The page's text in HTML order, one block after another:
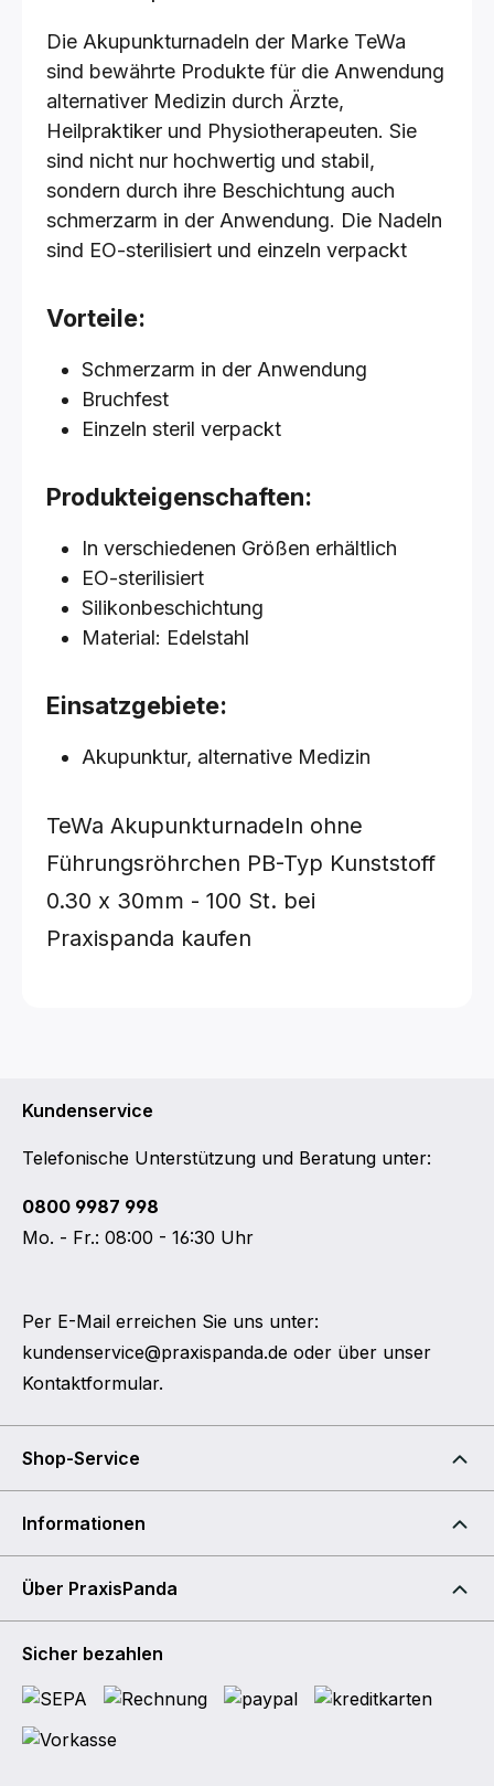
Die Akupunkturnadeln der Marke TeWa
sind bewährte Produkte für die Anwendung
alternativer Medizin durch Ärzte,
Heilpraktiker und Physiotherapeuten. Sie
sind nicht nur hochwertig und stabil,
sondern durch ihre Beschichtung auch
schmerzarm in der Anwendung. Die Nadeln
sind EO-sterilisiert und einzeln verpackt
Vorteile:
Schmerzarm in der Anwendung
Bruchfest
Einzeln steril verpackt
Produkteigenschaften:
In verschiedenen Größen erhältlich
EO-sterilisiert
Silikonbeschichtung
Material: Edelstahl
Einsatzgebiete:
Akupunktur, alternative Medizin
TeWa Akupunkturnadeln ohne
Führungsröhrchen PB-Typ Kunststoff
0.30 x 30mm - 100 St. bei
Praxispanda kaufen
Kundenservice
Telefonische Unterstützung und Beratung unter:
0800 9987 998
Mo. - Fr.: 08:00 - 16:30 Uhr
Per E-Mail erreichen Sie uns unter:
kundenservice@praxispanda.de oder über unser
Kontaktformular.
Shop-Service
Informationen
Über PraxisPanda
Sicher bezahlen